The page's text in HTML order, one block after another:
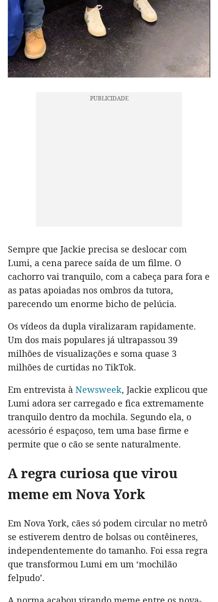
Sempre que Jackie precisa se deslocar com
Lumi, a cena parece saída de um filme. O
cachorro vai tranquilo, com a cabeça para fora e
as patas apoiadas nos ombros da tutora,
parecendo um enorme bicho de pelúcia.
Os vídeos da dupla viralizaram rapidamente.
Um dos mais populares já ultrapassou 39
milhões de visualizações e soma quase 3
milhões de curtidas no TikTok.
Em entrevista à Newsweek, Jackie explicou que
Lumi adora ser carregado e fica extremamente
tranquilo dentro da mochila. Segundo ela, o
acessório é espaçoso, tem uma base firme e
permite que o cão se sente naturalmente.
A regra curiosa que virou
meme em Nova York
Em Nova York, cães só podem circular no metrô
se estiverem dentro de bolsas ou contêineres,
independentemente do tamanho. Foi essa regra
que transformou Lumi em um ‘mochilão
felpudo’.